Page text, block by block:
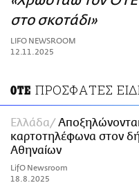
ΑΜΠΑ
PRINT
στο σκοτάδι»
LIFO NEWSROOM
12.11.2025
ΟΤΕ ΠΡΟΣΦΑΤΕΣ
Ελλάδα
καρτοτηλέφωνα στον
Αθηναίων
LifO Newsroom
18.8.2025